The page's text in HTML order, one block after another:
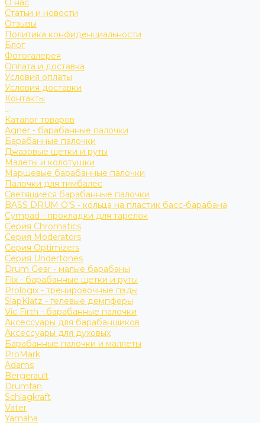
О нас
Статьи и новости
Отзывы
Политика конфиденциальности
Блог
Фотогалерея
Оплата и доставка
Условия оплаты
Условия доставки
Контакты
...
Каталог товаров
Agner - барабанные палочки
Барабанные палочки
Джазовые щетки и руты
Малеты и колотушки
Маршевые барабанные палочки
Палочки для тимбалес
Светящиеся барабанные палочки
BASS DRUM O’S - кольца на пластик басс-барабана
Cympad - прокладки для тарелок
Серия Chromatics
Серия Moderators
Серия Optimizers
Серия Undertones
Drum Gear - малые барабаны
Flix - барабанные щетки и руты
Prologix - тренировочные пэды
SlapKlatz - гелевые демпферы
Vic Firth - барабанные палочки
Аксессуары для барабанщиков
Аксессуары для духовых
Барабанные палочки и маллеты
ProMark
Adams
Bergerault
Drumfan
Schlagkraft
Vater
Yamaha